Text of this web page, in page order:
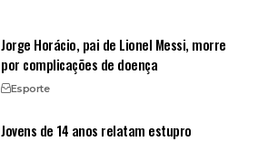
Jorge Horácio, pai de Lionel Messi, morre
por complicações de doença
Esporte
Jovens de 14 anos relatam estupro